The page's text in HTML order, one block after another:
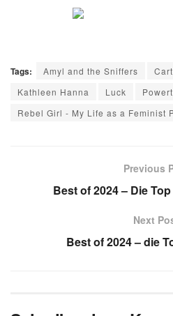
Tags: Amyl and the Sniffers
Kathleen Hanna
Luck
Rebel Girl - My Life as a Feminist
Previous
Best of 2024 – Die
Next
Best of 2024 – die